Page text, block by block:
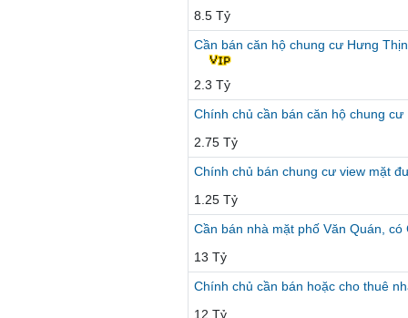
8.5 Tỷ
Cần bán căn hộ chung cư Hưng
2.3 Tỷ
Chính chủ cần bán căn hộ chung
2.75 Tỷ
Chính chủ bán chung cư view mặt
1.25 Tỷ
Cần bán nhà mặt phố Văn Quán,
13 Tỷ
Chính chủ cần bán hoặc cho thuê
12 Tỷ